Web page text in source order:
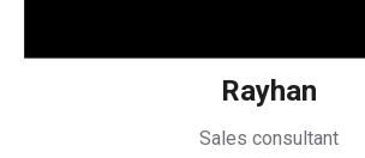
Rayhan
Sales consultant